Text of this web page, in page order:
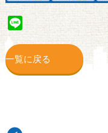
Line
一覧に戻る